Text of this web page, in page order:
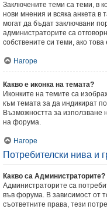
Заключените теми са теми, в
нови мнения и всяка анкета в
могат да бъдат заключвани
администраторите са
собствените си теми, ако
Нагоре
Какво е иконка на темата?
Иконките на темите са
към темата за да индикират
Възможността за използване
на форума.
Нагоре
Потребителски нива и
Какво са Администраторите?
Администраторите са
във форума. В зависимост от
съответните права, тези